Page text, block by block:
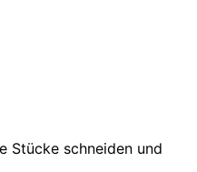
Stücke schneiden und